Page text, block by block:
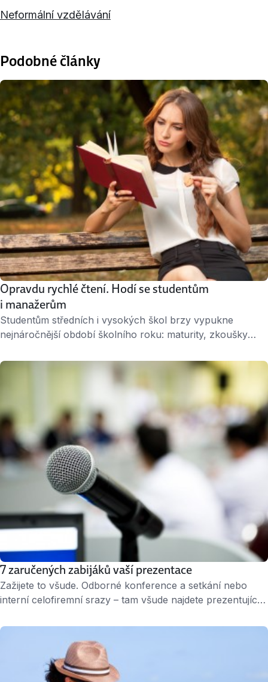
Neformální vzdělávání
Podobné články
Opravdu rychlé čtení. Hodí se studentům
i manažerům
Studentům středních i vysokých škol brzy vypukne
nejnáročnější období školního roku: maturity, zkoušky
množství textu. Zkrácené verze přednášek a zpracované
otázky jsou často jediným způsobem, jak do hlavy
v krátkém čase nacpat co nejvíce informací. Výhodu mají
ti, kdo zvládají techniku efektivního čtení. Pokud se chcete
naučit rychleji …
7 zaručených zabijáků vaší prezentace
Zažijete to všude. Odborné konference a setkání nebo
interní celofiremní srazy – tam všude najdete prezentující,
Vypouštíte při mluvení na mikrofon i vy některou
z následujících vět? Zbavte se jich a vaše slova získají na
váze. 1. Slyšíte mě dobře? Jedna, dva, tři. Funění
a poklepávání na …